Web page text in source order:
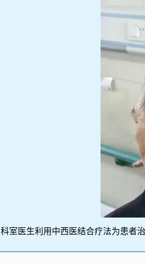
科室医生利用中西医结合疗法为患者